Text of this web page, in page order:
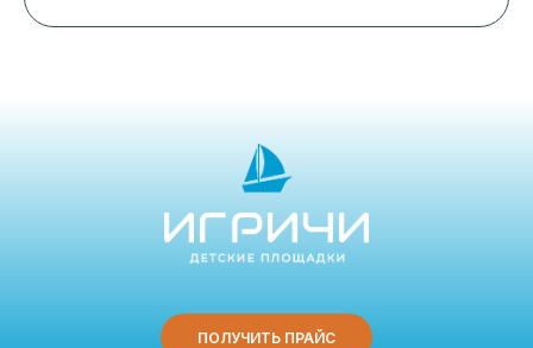
ПОЛУЧИТЬ ПРАЙС